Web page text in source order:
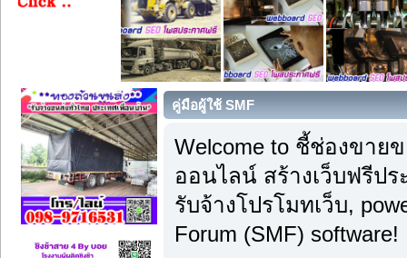
คู่มือผู้ใช้ SMF
Welcome to ชี้ช่องขาย
ออนไลน์ สร้างเว็บฟรีป
รับจ้างโปรโมทเว็บ,
Forum (SMF) software!